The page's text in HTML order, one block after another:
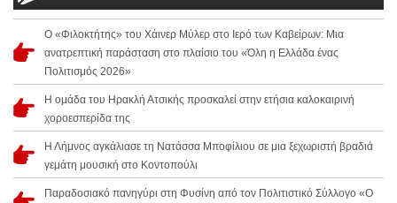
Ο «Φιλοκτήτης» του Χάινερ Μύλερ στο Ιερό των Καβείρων: Μια
ανατρεπτική παράσταση στο πλαίσιο του «Όλη η Ελλάδα ένας
Πολιτισμός 2026»
Η ομάδα του Ηρακλή Ατσικής προσκαλεί στην ετήσια καλοκαιρινή
χοροεσπερίδα της
Η Λήμνος αγκάλιασε τη Νατάσσα Μποφίλιου σε μια ξεχωριστή βραδιά
γεμάτη μουσική στο Κοντοπούλι
Παραδοσιακό πανηγύρι στη Φυσίνη από τον Πολιτιστικό Σύλλογο «Ο